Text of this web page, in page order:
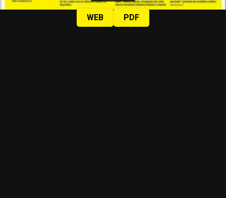
WEB PDF